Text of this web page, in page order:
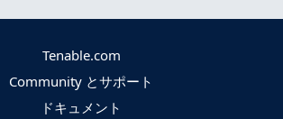
Tenable.com
Community とサポート
ドキュメント